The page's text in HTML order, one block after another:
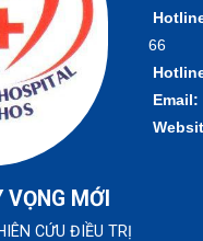
VỌNG MỚI
CỨU ĐIỀU TRỊ
66
Email: